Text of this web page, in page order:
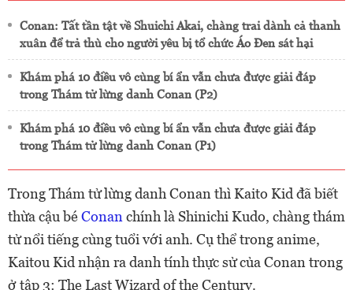
Conan: Tất tần tật về Shuichi Akai, chàng trai dành cả thanh
xuân để trả thù cho người yêu bị tổ chức Áo Đen sát hại
Khám phá 10 điều vô cùng bí ẩn vẫn chưa được giải đáp
trong Thám tử lừng danh Conan (P2)
Khám phá 10 điều vô cùng bí ẩn vẫn chưa được giải đáp
trong Thám tử lừng danh Conan (P1)
Trong Thám tử lừng danh Conan thì Kaito Kid đã biết
thừa cậu béConan chính là Shinichi Kudo, chàng thám
tử nổi tiếng cùng tuổi với anh. Cụ thể trong anime,
Kaitou Kid nhận ra danh tính thực sử của Conan trong
ở tập 3: The Last Wizard of the Century.